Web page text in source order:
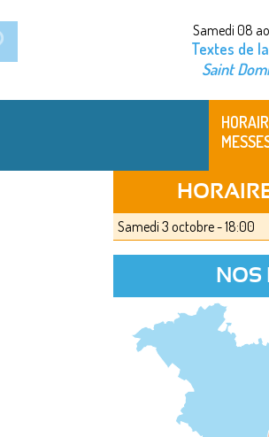
Samedi 08
Textes de
Saint
Samedi 3 octobre - 18:00
NOS